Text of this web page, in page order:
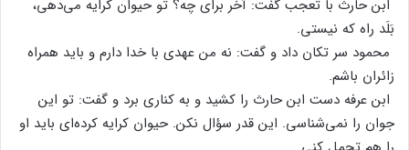
ابن‌ حارث‌ با تعجب‌ گفت‌: آخر برای‌ چه‌؟ تو حیوان‌ کرایه‌ می‌دهی‌،
بَلَد راه‌ که‌ نیستی‌.
محمود سر تکان‌ داد و گفت‌: نه‌ من‌ عهدی‌ با خدا دارم‌ و باید همراه‌
زائران‌ باشم‌.
ابن‌ عرفه‌ دست‌ ابن‌ حارث‌ را کشید و به‌ کناری‌ برد و گفت‌: تو این‌
جوان‌ را نمی‌شناسی‌. این‌ قدر سؤال‌ نکن‌. حیوان‌ کرایه‌ کرده‌ای‌ باید او